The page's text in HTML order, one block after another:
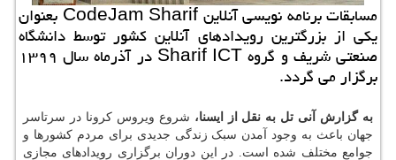
مسابقات برنامه نویسی آنلاین CodeJam Sharif بعنوان
یكی از بزرگترین رویدادهای آنلاین كشور توسط دانشگاه
صنعتی شریف و گروه Sharif ICT در آذرماه سال ۱۳۹۹
برگزار می گردد.
به گزارش آنی تل به نقل از ایسنا، شروع ویروس کرونا در سرتاسر
جهان باعث به وجود آمدن سبک زندگی جدیدی برای مردم کشورها و
جوامع مختلف شده است. در این دوران برگزاری رویدادهای مجازی